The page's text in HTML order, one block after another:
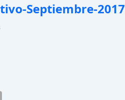
Septiembre-2017